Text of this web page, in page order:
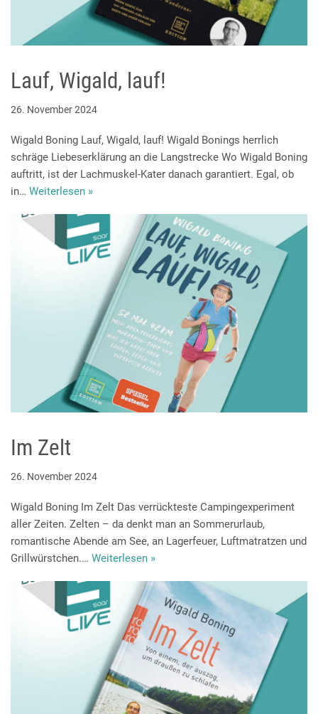
Lauf, Wigald, lauf!
26. November 2024
Wigald Boning Lauf, Wigald, lauf! Wigald Bonings herrlich
schräge Liebeserklärung an die Langstrecke Wo Wigald Boning
auftritt, ist der Lachmuskel-Kater danach garantiert. Egal, ob
in… Weiterlesen »
Im Zelt
26. November 2024
Wigald Boning Im Zelt Das verrückteste Campingexperiment
aller Zeiten. Zelten – da denkt man an Sommerurlaub,
romantische Abende am See, an Lagerfeuer, Luftmatratzen und
Grillwürstchen.… Weiterlesen »